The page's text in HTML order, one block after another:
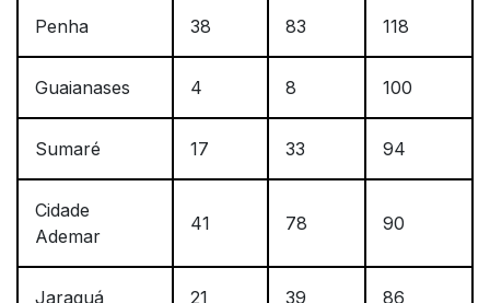
Penha 38 83 118
Guaianases 4 8 100
Sumaré 17 33 94
Cidade
Ademar
41 78 90
Jaraguá 21 39 86